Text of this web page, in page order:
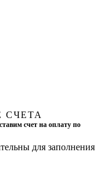
СЧЕТА
счет на оплату по
для заполнения